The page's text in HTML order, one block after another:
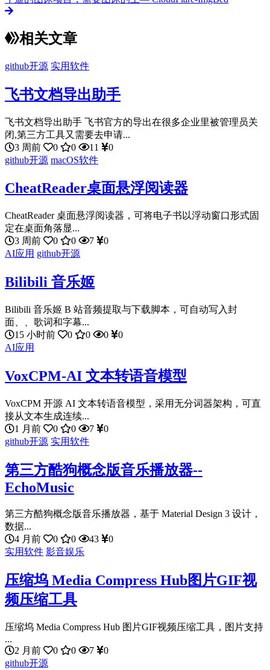
相关文章
github开源 实用软件
飞书文档导出助手
飞书文档导出助手 飞书官方的导出在很多企业里被管理员关
闭,第三方工具又需要去申请...
3 周前
0 0 11
0
github开源 macOS软件
CheatReader桌面悬浮阅读器
CheatReader 桌面悬浮阅读器，可将电子书以浮动窗口形式固
定在桌面角落显...
3 周前
0 0 7
0
AI应用 github开源
Bilibili 音乐姬
Bilibili 音乐姬 B 站音频提取与下载脚本，可自动写入封
面、、歌词和字幕...
15 小时前
0 0 0
0
AI应用
VoxCPM-AI 文本转语音模型
VoxCPM 开源 AI 文本转语音模型，采用无分词器架构，可直
接从文本生成连续...
1 月前
0 0 7
0
github开源 实用软件
第三方酷狗概念版音乐播放器--
EchoMusic
第三方酷狗概念版音乐播放器，基于 Material Design 3 设计，
数据...
4 月前
0 0 43
0
实用软件 影音娱乐
压缩坞 Media Compress Hub图片GIF视
频压缩工具
压缩坞 Media Compress Hub 图片GIF视频压缩工具，图片支持
...
2 月前
0 0 7
0
github开源